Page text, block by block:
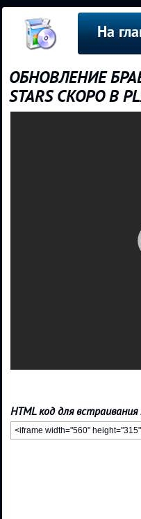
На
ОБНОВЛЕНИЕ
STARS СКОРО В
HTML код для встраивания